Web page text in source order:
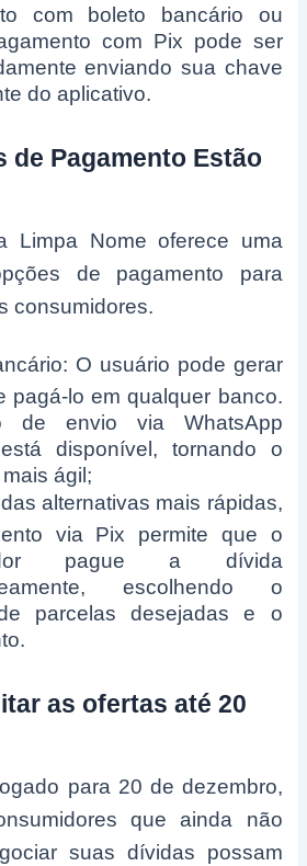
com boleto bancário ou
com Pix pode ser
enviando sua chave
do aplicativo.
de Pagamento Estão
Limpa Nome oferece uma
de pagamento para
consumidores.
O usuário pode gerar
pagá-lo em qualquer banco.
de envio via WhatsApp
disponível, tornando o
ágil;
alternativas mais rápidas,
via Pix permite que o
pague a dívida
escolhendo o
parcelas desejadas e o
as ofertas até 20
para 20 de dezembro,
que ainda não
suas dívidas possam